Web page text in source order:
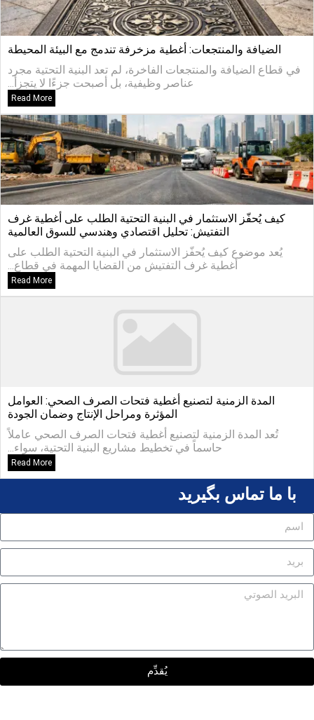
الضيافة والمنتجعات: أغطية مزخرفة تندمج مع البيئة المحيطة
في قطاع الضيافة والمنتجعات الفاخرة، لم تعد البنية التحتية مجرد
عناصر وظيفية، بل أصبحت جزءًا لا يتجزأ...
Read More
كيف يُحفّز الاستثمار في البنية التحتية الطلب على أغطية غرف
التفتيش: تحليل اقتصادي وهندسي للسوق العالمية
يُعد موضوع كيف يُحفّز الاستثمار في البنية التحتية الطلب على
أغطية غرف التفتيش من القضايا المهمة في قطاع...
Read More
المدة الزمنية لتصنيع أغطية فتحات الصرف الصحي: العوامل
المؤثرة ومراحل الإنتاج وضمان الجودة
تُعد المدة الزمنية لتصنيع أغطية فتحات الصرف الصحي عاملاً
حاسماً في تخطيط مشاريع البنية التحتية، سواء...
Read More
با ما تماس بگیرید
يُقدِّم